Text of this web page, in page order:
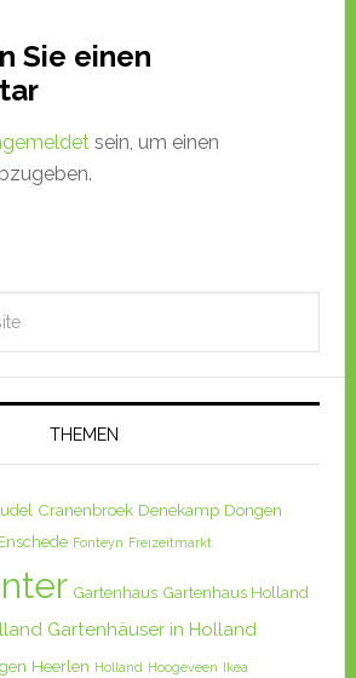
Sie einen
sein, um einen
THEMEN
Cranenbroek Denekamp Dongen
Fonteyn Freizeitmarkt
Gartenhaus Gartenhaus Holland
Gartenhäuser in Holland
Heerlen Holland Hoogeveen Ikea